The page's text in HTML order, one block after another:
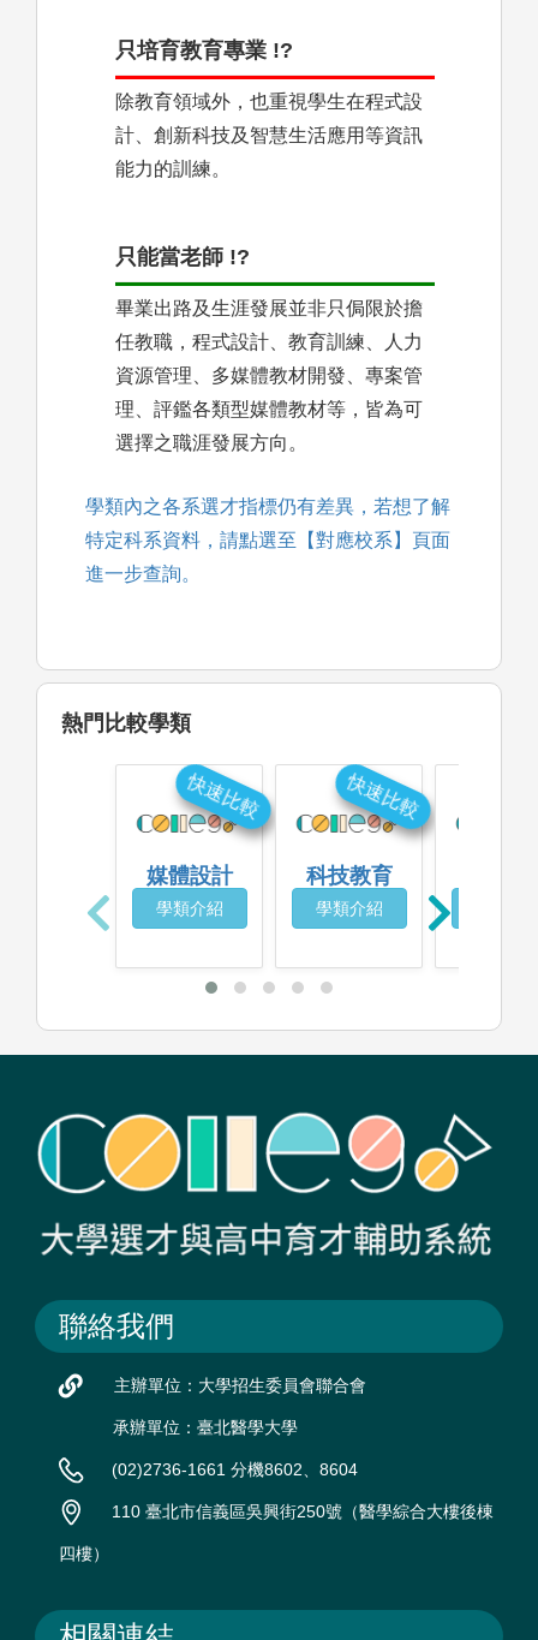
只培育教育專業 !?
除教育領域外，也重視學生在程式設
計、創新科技及智慧生活應用等資訊
能力的訓練。
只能當老師 !?
畢業出路及生涯發展並非只侷限於擔
任教職，程式設計、教育訓練、人力
資源管理、多媒體教材開發、專案管
理、評鑑各類型媒體教材等，皆為可
選擇之職涯發展方向。
學類內之各系選才指標仍有差異，若想了解
特定科系資料，請點選至【對應校系】頁面
進一步查詢。
熱門比較學類
媒體設計
學類介紹
快速比較
科技教育
學類介紹
快速比較
聯絡我們
主辦單位：大學招生委員會聯合會
承辦單位：臺北醫學大學
(02)2736-1661 分機8602、8604
110 臺北市信義區吳興街250號（醫學綜合大樓後棟
四樓）